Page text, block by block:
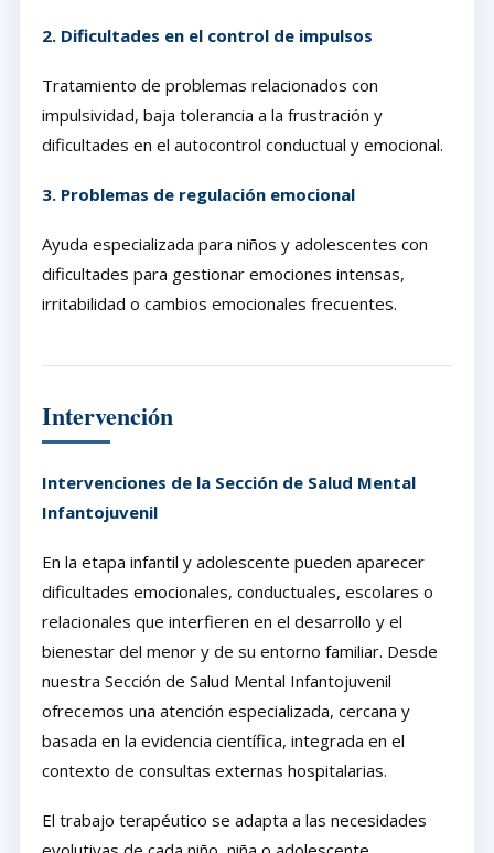
2. Dificultades en el control de impulsos
Tratamiento de problemas relacionados con
impulsividad, baja tolerancia a la frustración y
dificultades en el autocontrol conductual y emocional.
3. Problemas de regulación emocional
Ayuda especializada para niños y adolescentes con
dificultades para gestionar emociones intensas,
irritabilidad o cambios emocionales frecuentes.
Intervención
Intervenciones de la Sección de Salud Mental
Infantojuvenil
En la etapa infantil y adolescente pueden aparecer
dificultades emocionales, conductuales, escolares o
relacionales que interfieren en el desarrollo y el
bienestar del menor y de su entorno familiar. Desde
nuestra Sección de Salud Mental Infantojuvenil
ofrecemos una atención especializada, cercana y
basada en la evidencia científica, integrada en el
contexto de consultas externas hospitalarias.
El trabajo terapéutico se adapta a las necesidades